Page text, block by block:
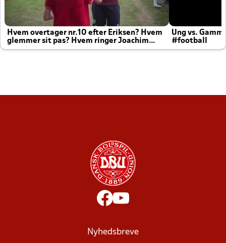
Hvem overtager nr.10 efter Eriksen? Hvem
glemmer sit pas? Hvem ringer Joachim
altid til efter kampe?
Ung vs.
#football
Nyhedsbreve